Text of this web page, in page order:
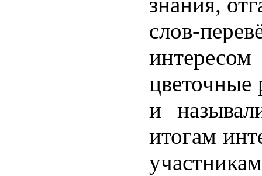
слов-
цветочные
и
итогам